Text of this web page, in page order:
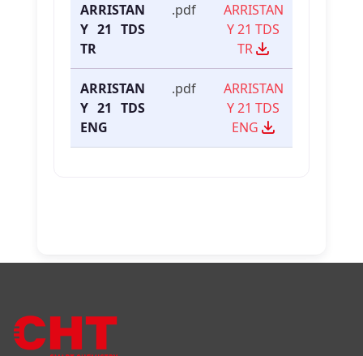
ARRISTAN
Y 21 TDS
TR
.pdf
ARRISTAN
Y 21 TDS
TR
ARRISTAN
Y 21 TDS
ENG
.pdf
ARRISTAN
Y 21 TDS
ENG